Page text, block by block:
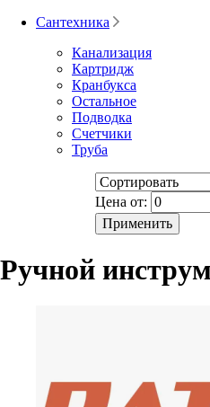
Сантехника
Канализация
Картридж
Кранбукса
Остальное
Подводка
Счетчики
Труба
Цена от:
Ручной